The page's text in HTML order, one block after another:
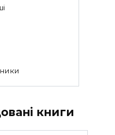
книги